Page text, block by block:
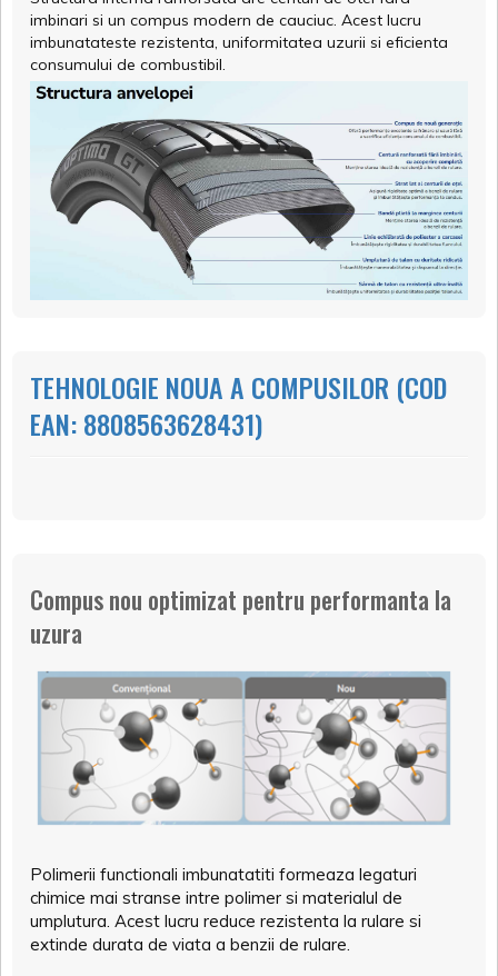
imbinari si un compus modern de cauciuc. Acest lucru
imbunatateste rezistenta, uniformitatea uzurii si eficienta
consumului de combustibil.
TEHNOLOGIE NOUA A COMPUSILOR (COD
EAN: 8808563628431)
Compus nou optimizat pentru performanta la
uzura
Polimerii functionali imbunatatiti formeaza legaturi
chimice mai stranse intre polimer si materialul de
umplutura. Acest lucru reduce rezistenta la rulare si
extinde durata de viata a benzii de rulare.